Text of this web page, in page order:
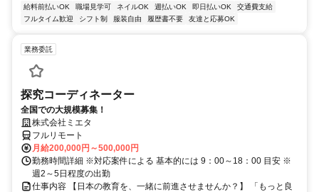
給料前払いOK 職場見学可 ネイルOK 週払いOK 即日払いOK
交通費支給
フルタイム歓迎
シフト制 服装自由 履歴書不要 友達と応募OK
業務委託
探究コーディネーター
全国での大規模募集！
株式会社ミエタ
フルリモート
月給200,000円～500,000円
勤務時間詳細 ※対応案件による 基本的には 9：00～18：00 目安 ※
週2～5日程度の出勤
仕事内容 【日本の教育を、一緒に前進させませんか？】 「もっと良